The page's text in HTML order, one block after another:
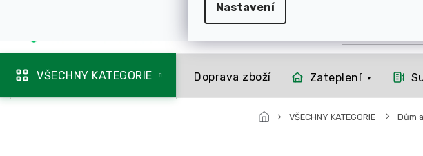
Nastavení
VŠECHNY KATEGORIE Doprava zboží Zateplení
VŠECHNY KATEGORIE Dům